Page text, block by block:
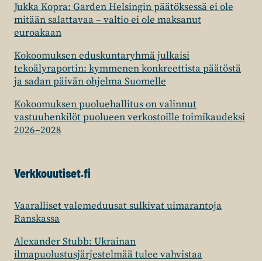
Jukka Kopra: Garden Helsingin päätöksessä ei ole
mitään salattavaa – valtio ei ole maksanut
euroakaan
Kokoomuksen eduskuntaryhmä julkaisi
tekoälyraportin: kymmenen konkreettista päätöstä
ja sadan päivän ohjelma Suomelle
Kokoomuksen puoluehallitus on valinnut
vastuuhenkilöt puolueen verkostoille toimikaudeksi
2026–2028
Verkkouutiset.fi
Vaaralliset valemeduusat sulkivat uimarantoja
Ranskassa
Alexander Stubb: Ukrainan
ilmapuolustusjärjestelmää tulee vahvistaa